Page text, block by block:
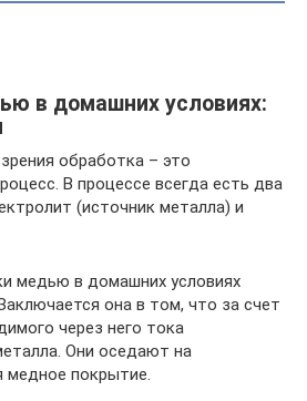
в домашних условиях:
обработка – это
В процессе всегда есть два
(источник металла) и
медью в домашних условиях
она в том, что за счет
через него тока
Они оседают на
медное покрытие.